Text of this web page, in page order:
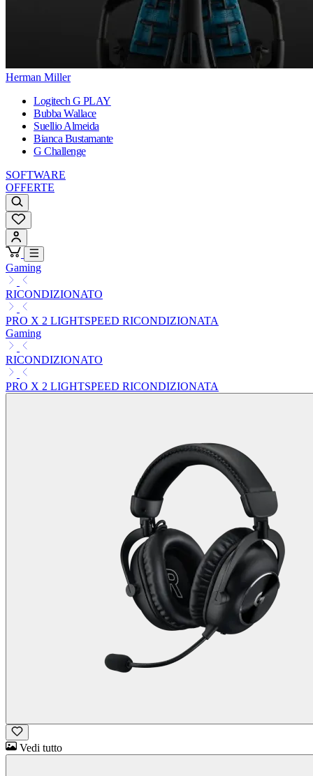
Herman Miller
Logitech G PLAY
Bubba Wallace
Suellio Almeida
Bianca Bustamante
G Challenge
SOFTWARE
OFFERTE
Gaming
RICONDIZIONATO
PRO X 2 LIGHTSPEED RICONDIZIONATA
Gaming
RICONDIZIONATO
PRO X 2 LIGHTSPEED RICONDIZIONATA
Vedi tutto